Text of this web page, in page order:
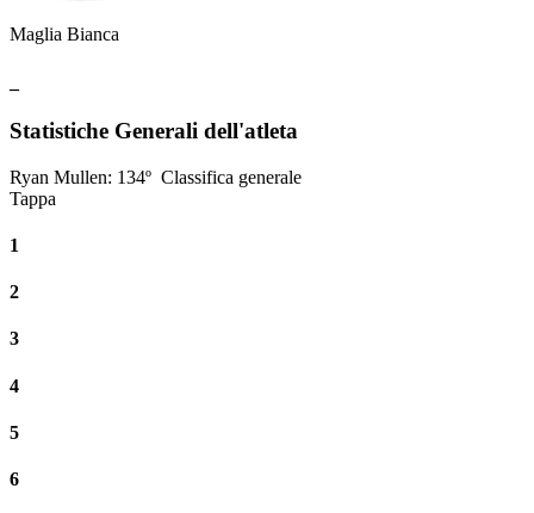
Maglia Bianca
Statistiche Generali dell'atleta
Ryan Mullen: 134º Classifica generale
Tappa
1
2
3
4
5
6